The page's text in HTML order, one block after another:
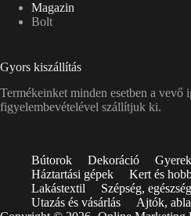
Magazin
Bolt
Gyors kiszállítás
Termékeinket minden esetben a vevő
figyelembevételével szállítjuk ki.
Bútorok Dekoráció
Háztartási gépek
Kert és
Lakástextil
Szépség, egészség
Utazás és vásárlás
Ajtók,